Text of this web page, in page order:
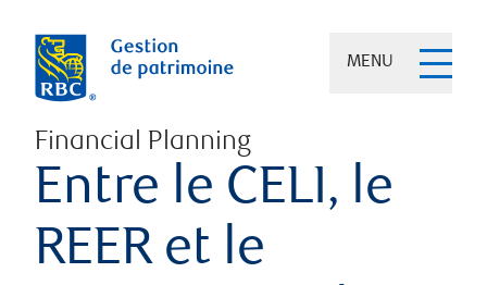
MENU
Financial Planning
Entre le CELI, le
REER et le